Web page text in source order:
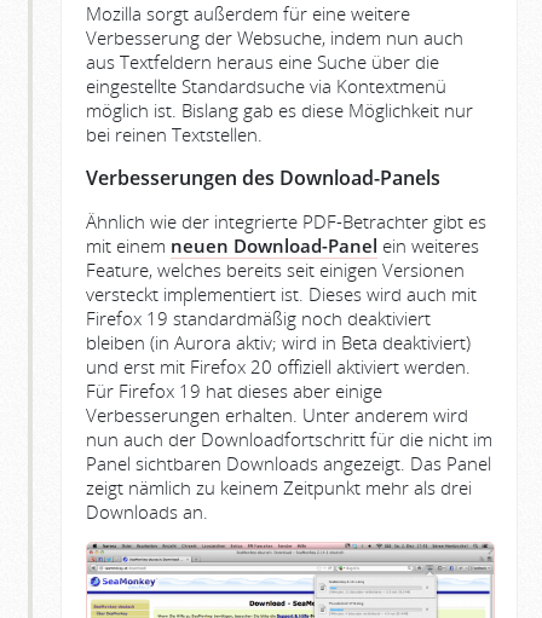
Mozilla sorgt außerdem für eine weitere
Verbesserung der Websuche, indem nun auch
aus Textfeldern heraus eine Suche über die
eingestellte Standardsuche via Kontextmenü
möglich ist. Bislang gab es diese Möglichkeit nur
bei reinen Textstellen.
Verbesserungen des Download-Panels
Ähnlich wie der integrierte PDF-Betrachter gibt es
mit einem neuen Download-Panel ein weiteres
Feature, welches bereits seit einigen Versionen
versteckt implementiert ist. Dieses wird auch mit
Firefox 19 standardmäßig noch deaktiviert
bleiben (in Aurora aktiv; wird in Beta deaktiviert)
und erst mit Firefox 20 offiziell aktiviert werden.
Für Firefox 19 hat dieses aber einige
Verbesserungen erhalten. Unter anderem wird
nun auch der Downloadfortschritt für die nicht im
Panel sichtbaren Downloads angezeigt. Das Panel
zeigt nämlich zu keinem Zeitpunkt mehr als drei
Downloads an.